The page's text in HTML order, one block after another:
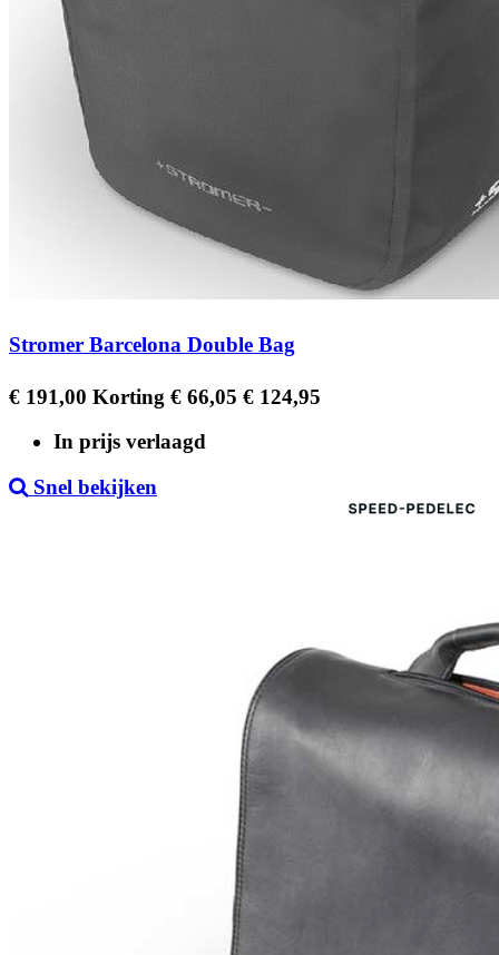
Stromer Barcelona Double Bag
Regular
€ 191,00 Korting € 66,05 Prijs
€ 124,95
In prijs verlaagd
Snel bekijken